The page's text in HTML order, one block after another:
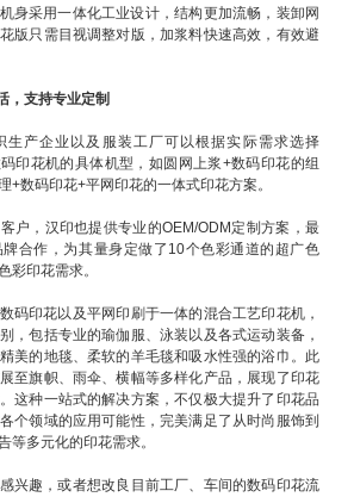
身采用一体化工业设计，结构更加流畅，装卸网
版只需目视调整对版，加浆料快速高效，有效避
，支持专业定制
生产企业以及服装工厂可以根据实际需求选择
印花机的具体机型，如圆网上浆+数码印花的组
+数码印花+平网印花的一体式印花方案。
户，汉印也提供专业的OEM/ODM定制方案，最
合作，为其量身定做了10个色彩通道的超广色
彩印花需求。
码印花以及平网印刷于一体的混合工艺印花机，
，包括专业的瑜伽服、泳装以及各式运动装备，
美的地毯、柔软的羊毛毯和吸水性强的浴巾。此
至旗帜、雨伞、横幅等多样化产品，展现了印花
这种一站式的解决方案，不仅极大提升了印花品
个领域的应用可能性，完美满足了从时尚服饰到
等多元化的印花需求。
兴趣，或者想改良目前工厂、车间的数码印花流